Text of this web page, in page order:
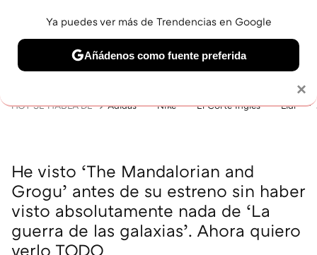
BELLEZA SHOPPING VIAJES GASTRO SNEAKERS
HOY SE HABLA DE Adidas Nike El Corte Inglés Lidl
He visto ‘The Mandalorian and
Grogu’ antes de su estreno sin haber
visto absolutamente nada de ‘La
guerra de las galaxias’. Ahora quiero
verlo TODO
×
Ya puedes ver más de Trendencias en Google
Añádenos como fuente preferida